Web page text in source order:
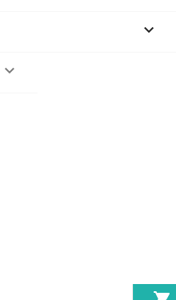

keyboard_arrow_down